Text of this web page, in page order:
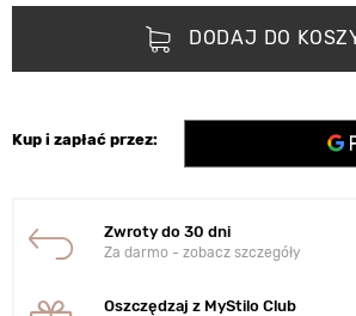
DODAJ DO
Kup i zapłać przez:
Zwroty do 30 dni
Za darmo - zobacz szczegóły
Oszczędzaj z MyStilo Club